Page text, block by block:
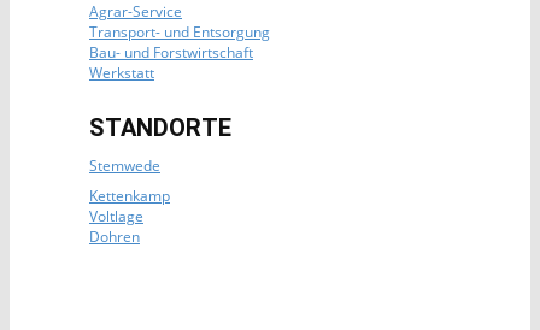
Agrar-Service
Transport- und Entsorgung
Bau- und Forstwirtschaft
Werkstatt
Kettenkamp
Voltlage
Dohren
STANDORTE
Stemwede